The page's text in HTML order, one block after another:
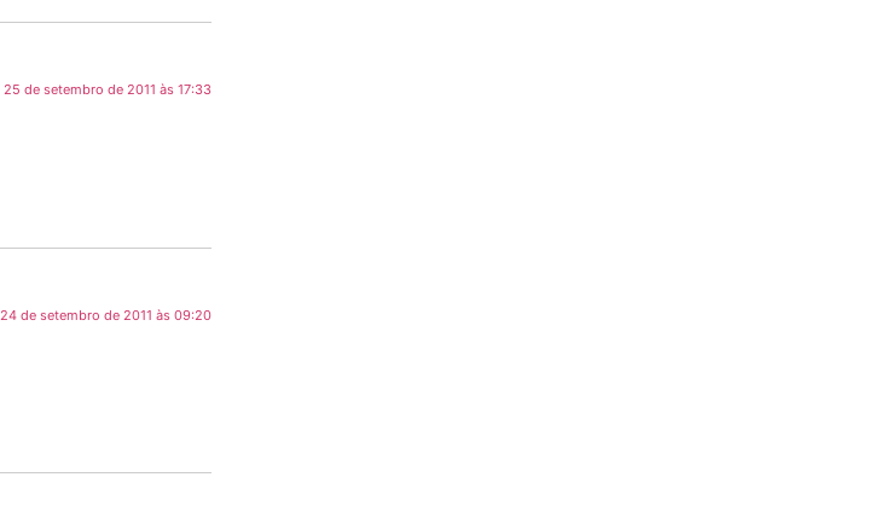
25 de setembro de 2011 às 17:33
24 de setembro de 2011 às 09:20